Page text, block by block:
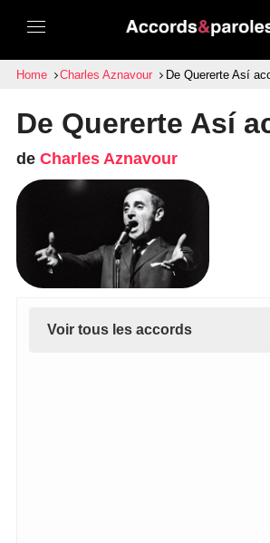
Home Charles Aznavour De Quererte Así
De Quererte Así
de Charles Aznavour
Voir tous les accords